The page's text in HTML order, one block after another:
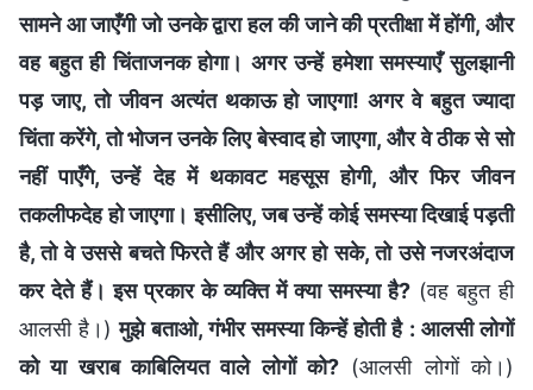
सामने आ जाएँगी जो उनके द्वारा हल की जाने की प्रतीक्षा में होंगी, और
वह बहुत ही चिंताजनक होगा। अगर उन्हें हमेशा समस्याएँ सुलझानी
पड़ जाए, तो जीवन अत्यंत थकाऊ हो जाएगा! अगर वे बहुत ज्यादा
चिंता करेंगे, तो भोजन उनके लिए बेस्वाद हो जाएगा, और वे ठीक से सो
नहीं पाएँगे, उन्हें देह में थकावट महसूस होगी, और फिर जीवन
तकलीफदेह हो जाएगा। इसीलिए, जब उन्हें कोई समस्या दिखाई पड़ती
है, तो वे उससे बचते फिरते हैं और अगर हो सके, तो उसे नजरअंदाज
कर देते हैं। इस प्रकार के व्यक्ति में क्या समस्या है? (वह बहुत ही
आलसी है।)मुझे बताओ, गंभीर समस्या किन्हें होती है : आलसी लोगों
को या खराब काबिलियत वाले लोगों को? (आलसी लोगों को।)